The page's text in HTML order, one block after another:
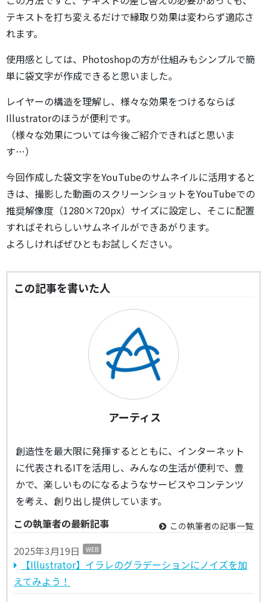
テキストを打ち変えるだけで縁取り効果は変わらず適応さ
れます。
使用感としては、Photoshopの方が仕組みもシンプルで簡
単に袋文字が作成できると思いました。
レイヤーの構造を理解し、様々な効果をつけるならば
Illustratorのほうが便利です。
（様々な効果については今後ご紹介できればと思いま
す…）
今回作成した袋文字をYouTubeのサムネイルに活用すると
きは、撮影した動画のスクリーンショットをYouTubeでの
推奨解像度（1280×720px）サイズに設定し、そこに配置
すればそれらしいサムネイルができあがります。
よろしければぜひともお試しください。
この記事を書いた人
アーティス
創造性を最大限に発揮するとともに、インターネット
に代表されるITを活用し、みんなの生活が便利で、豊
かで、楽しいものになるようなサービスやコンテンツ
を考え、創り出し提供しています。
この執筆者の最新記事
この執筆者の記事一覧
2025年3月19日 WEB
【Illustrator】イラレのグラデーションにノイズを加
えてみよう！